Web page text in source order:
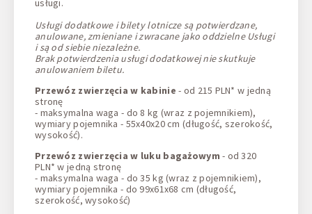
usługi.
Usługi dodatkowe i bilety lotnicze są potwierdzane,
anulowane, zmieniane i zwracane jako oddzielne Usługi
i są od siebie niezależne.
Brak potwierdzenia usługi dodatkowej nie skutkuje
anulowaniem biletu.
Przewóz zwierzęcia w kabinie - od 215 PLN* w jedną
stronę
- maksymalna waga - do 8 kg (wraz z pojemnikiem),
wymiary pojemnika - 55x40x20 cm (długość, szerokość,
wysokość).
Przewóz zwierzęcia w luku bagażowym - od 320
PLN* w jedną stronę
- maksymalna waga - do 35 kg (wraz z pojemnikiem),
wymiary pojemnika - do 99x61x68 cm (długość,
szerokość, wysokość)